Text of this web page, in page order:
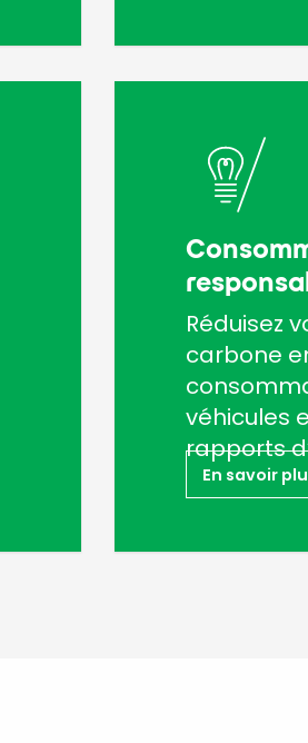
Réduisez
carbone
véhicules
rapports
En savoir